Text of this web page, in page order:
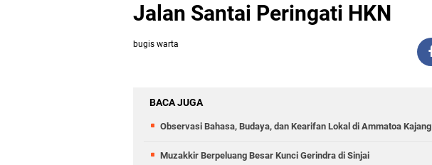
Jalan Santai Peringati HKN
bugis warta
BACA JUGA
Observasi Bahasa, Budaya, dan Kearifan Lokal di Ammatoa Kajang
Muzakkir Berpeluang Besar Kunci Gerindra di Sinjai